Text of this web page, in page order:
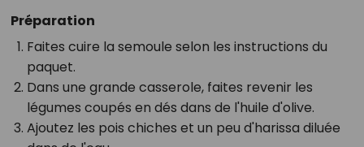
Préparation
Faites cuire la semoule selon les instructions du
paquet.
Dans une grande casserole, faites revenir les
légumes coupés en dés dans de l'huile d'olive.
Ajoutez les pois chiches et un peu d'harissa diluée